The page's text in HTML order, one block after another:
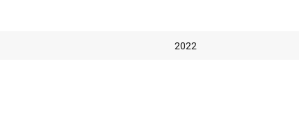
2022